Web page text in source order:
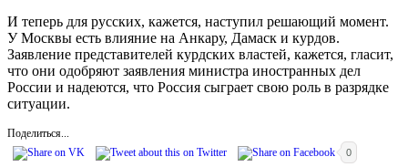
И теперь для русских, кажется, наступил решающий момент.
У Москвы есть влияние на Анкару, Дамаск и курдов.
Заявление представителей курдских властей, кажется, гласит,
что они одобряют заявления министра иностранных дел
России и надеются, что Россия сыграет свою роль в разрядке
ситуации.
Поделиться...
0